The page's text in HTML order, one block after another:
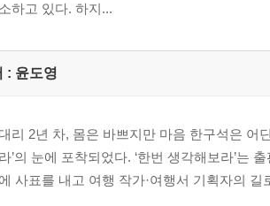
소하고 있다. 하지...
: 윤도영
리 2년 차, 몸은 바쁘지만 마음 한구석은 어
라’의 눈에 포착되었다. ‘한번 생각해보라’는
에 사표를 내고 여행 작가·여행서 기획자의